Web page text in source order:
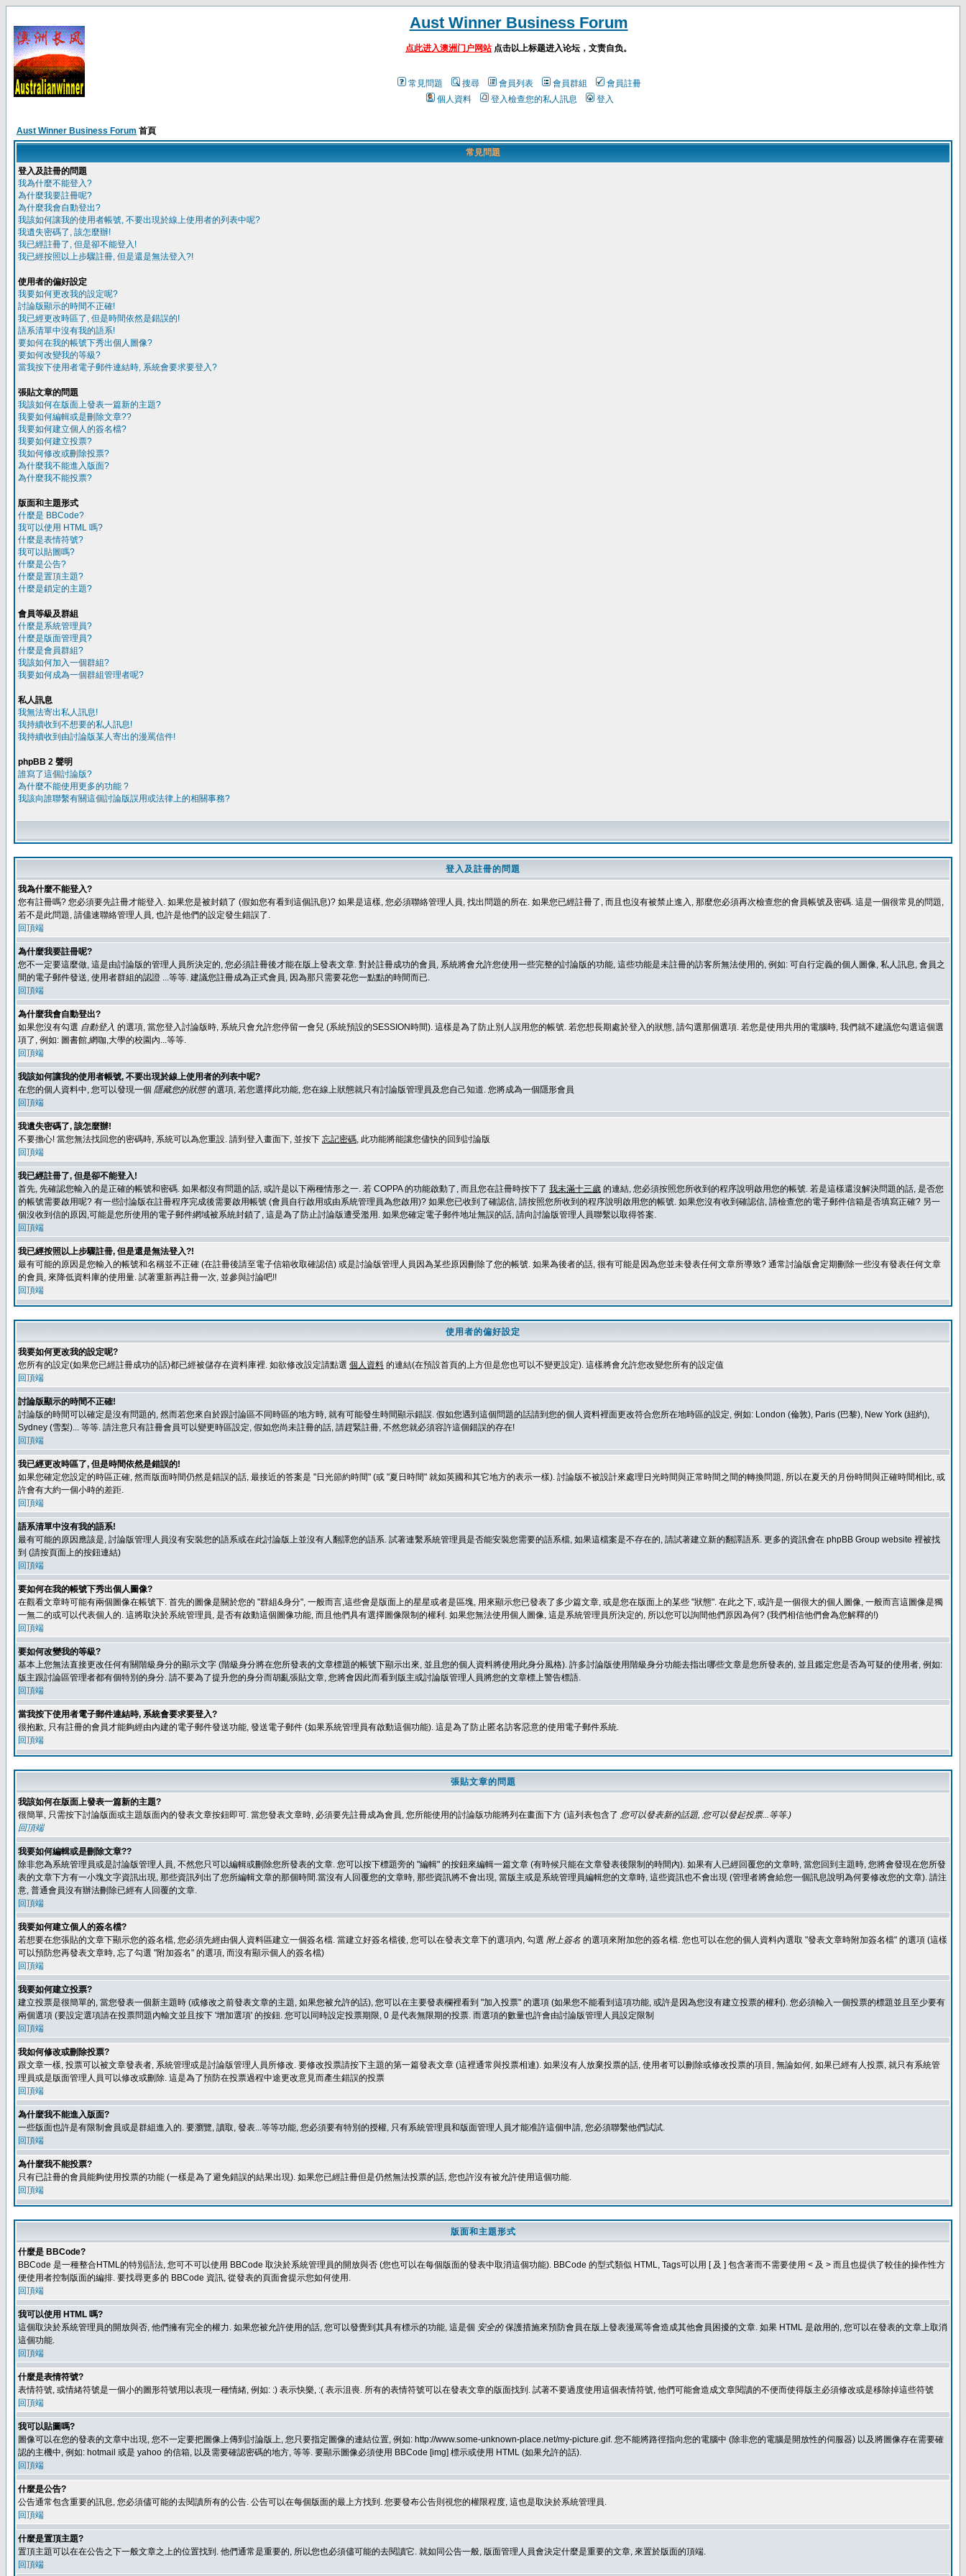
Aust Winner Business Forum
点此进入澳洲门户网站点击以上标题进入论坛，文责自负。
常見問題 搜尋 會員列表 會員群組
會員註冊
個人資料
登入檢查您的私人訊息 登入
Aust Winner Business Forum 首頁
常見問題
登入及註冊的問題
我為什麼不能登入?
為什麼我要註冊呢?
為什麼我會自動登出?
我該如何讓我的使用者帳號, 不要出現於線上使用者的列表中呢?
我遺失密碼了, 該怎麼辦!
我已經註冊了, 但是卻不能登入!
我已經按照以上步驟註冊, 但是還是無法登入?!
使用者的偏好設定
我要如何更改我的設定呢?
討論版顯示的時間不正確!
我已經更改時區了, 但是時間依然是錯誤的!
語系清單中沒有我的語系!
要如何在我的帳號下秀出個人圖像?
要如何改變我的等級?
當我按下使用者電子郵件連結時, 系統會要求要登入?
張貼文章的問題
我該如何在版面上發表一篇新的主題?
我要如何編輯或是刪除文章??
我要如何建立個人的簽名檔?
我要如何建立投票?
我如何修改或刪除投票?
為什麼我不能進入版面?
為什麼我不能投票?
版面和主題形式
什麼是 BBCode?
我可以使用 HTML 嗎?
什麼是表情符號?
我可以貼圖嗎?
什麼是公告?
什麼是置頂主題?
什麼是鎖定的主題?
會員等級及群組
什麼是系統管理員?
什麼是版面管理員?
什麼是會員群組?
我該如何加入一個群組?
我要如何成為一個群組管理者呢?
私人訊息
我無法寄出私人訊息!
我持續收到不想要的私人訊息!
我持續收到由討論版某人寄出的漫罵信件!
phpBB 2 聲明
誰寫了這個討論版?
為什麼不能使用更多的功能 ?
我該向誰聯繫有關這個討論版誤用或法律上的相關事務?
登入及註冊的問題
我為什麼不能登入?
您有註冊嗎? 您必須要先註冊才能登入. 如果您是被封鎖了 (假如您有看到這個訊息)? 如果是這樣, 您必須聯絡管理人員, 找出問題的所在. 如果您已經註冊了, 而且也沒有被禁止進入, 那麼您必須再次檢查您的會員帳號及密碼. 這是一個很常見的問題,
若不是此問題, 請儘速聯絡管理人員, 也許是他們的設定發生錯誤了.
回頂端
為什麼我要註冊呢?
您不一定要這麼做, 這是由討論版的管理人員所決定的, 您必須註冊後才能在版上發表文章. 對於註冊成功的會員, 系統將會允許您使用一些完整的討論版的功能, 這些功能是未註冊的訪客所無法使用的, 例如: 可自行定義的個人圖像, 私人訊息, 會員之
間的電子郵件發送, 使用者群組的認證 ...等等. 建議您註冊成為正式會員, 因為那只需要花您一點點的時間而已.
回頂端
為什麼我會自動登出?
如果您沒有勾選 自動登入 的選項, 當您登入討論版時, 系統只會允許您停留一會兒 (系統預設的SESSION時間). 這樣是為了防止別人誤用您的帳號. 若您想長期處於登入的狀態, 請勾選那個選項. 若您是使用共用的電腦時, 我們就不建議您勾選這個選
項了, 例如: 圖書館,網咖,大學的校園內...等等.
回頂端
我該如何讓我的使用者帳號, 不要出現於線上使用者的列表中呢?
在您的個人資料中, 您可以發現一個 隱藏您的狀態的選項, 若您選擇此功能, 您在線上狀態就只有討論版管理員及您自己知道. 您將成為一個隱形會員
回頂端
我遺失密碼了, 該怎麼辦!
不要擔心! 當您無法找回您的密碼時, 系統可以為您重設. 請到登入畫面下, 並按下 忘記密碼, 此功能將能讓您儘快的回到討論版
回頂端
我已經註冊了, 但是卻不能登入!
首先, 先確認您輸入的是正確的帳號和密碼. 如果都沒有問題的話, 或許是以下兩種情形之一. 若 COPPA 的功能啟動了, 而且您在註冊時按下了 我未滿十三歲 的連結, 您必須按照您所收到的程序說明啟用您的帳號. 若是這樣還沒解決問題的話, 是否您
的帳號需要啟用呢? 有一些討論版在註冊程序完成後需要啟用帳號 (會員自行啟用或由系統管理員為您啟用)? 如果您已收到了確認信, 請按照您所收到的程序說明啟用您的帳號. 如果您沒有收到確認信, 請檢查您的電子郵件信箱是否填寫正確? 另一
個沒收到信的原因,可能是您所使用的電子郵件網域被系統封鎖了, 這是為了防止討論版遭受濫用. 如果您確定電子郵件地址無誤的話, 請向討論版管理人員聯繫以取得答案.
回頂端
我已經按照以上步驟註冊, 但是還是無法登入?!
最有可能的原因是您輸入的帳號和名稱並不正確 (在註冊後請至電子信箱收取確認信) 或是討論版管理人員因為某些原因刪除了您的帳號. 如果為後者的話, 很有可能是因為您並未發表任何文章所導致? 通常討論版會定期刪除一些沒有發表任何文章
的會員, 來降低資料庫的使用量. 試著重新再註冊一次, 並參與討論吧!!
回頂端
使用者的偏好設定
我要如何更改我的設定呢?
您所有的設定(如果您已經註冊成功的話)都已經被儲存在資料庫裡. 如欲修改設定請點選 個人資料 的連結(在預設首頁的上方但是您也可以不變更設定). 這樣將會允許您改變您所有的設定值
回頂端
討論版顯示的時間不正確!
討論版的時間可以確定是沒有問題的, 然而若您來自於跟討論區不同時區的地方時, 就有可能發生時間顯示錯誤. 假如您遇到這個問題的話請到您的個人資料裡面更改符合您所在地時區的設定, 例如: London (倫敦), Paris (巴黎), New York (紐約),
Sydney (雪梨)... 等等. 請注意只有註冊會員可以變更時區設定, 假如您尚未註冊的話, 請趕緊註冊, 不然您就必須容許這個錯誤的存在!
回頂端
我已經更改時區了, 但是時間依然是錯誤的!
如果您確定您設定的時區正確, 然而版面時間仍然是錯誤的話, 最接近的答案是 "日光節約時間" (或 "夏日時間" 就如英國和其它地方的表示一樣). 討論版不被設計來處理日光時間與正常時間之間的轉換問題, 所以在夏天的月份時間與正確時間相比, 或
許會有大約一個小時的差距.
回頂端
語系清單中沒有我的語系!
最有可能的原因應該是, 討論版管理人員沒有安裝您的語系或在此討論版上並沒有人翻譯您的語系. 試著連繫系統管理員是否能安裝您需要的語系檔, 如果這檔案是不存在的, 請試著建立新的翻譯語系. 更多的資訊會在 phpBB Group website 裡被找
到 (請按頁面上的按鈕連結)
回頂端
要如何在我的帳號下秀出個人圖像?
在觀看文章時可能有兩個圖像在帳號下. 首先的圖像是關於您的 "群組&身分", 一般而言,這些會是版面上的星星或者是區塊, 用來顯示您已發表了多少篇文章, 或是您在版面上的某些 "狀態". 在此之下, 或許是一個很大的個人圖像, 一般而言這圖像是獨
一無二的或可以代表個人的. 這將取決於系統管理員, 是否有啟動這個圖像功能, 而且他們具有選擇圖像限制的權利. 如果您無法使用個人圖像, 這是系統管理員所決定的, 所以您可以詢間他們原因為何? (我們相信他們會為您解釋的!)
回頂端
要如何改變我的等級?
基本上您無法直接更改任何有關階級身分的顯示文字 (階級身分將在您所發表的文章標題的帳號下顯示出來, 並且您的個人資料將使用此身分風格). 許多討論版使用階級身分功能去指出哪些文章是您所發表的, 並且鑑定您是否為可疑的使用者, 例如:
版主跟討論區管理者都有個特別的身分. 請不要為了提升您的身分而胡亂張貼文章, 您將會因此而看到版主或討論版管理人員將您的文章標上警告標語.
回頂端
當我按下使用者電子郵件連結時, 系統會要求要登入?
很抱歉, 只有註冊的會員才能夠經由內建的電子郵件發送功能, 發送電子郵件 (如果系統管理員有啟動這個功能). 這是為了防止匿名訪客惡意的使用電子郵件系統.
回頂端
張貼文章的問題
我該如何在版面上發表一篇新的主題?
很簡單, 只需按下討論版面或主題版面內的發表文章按鈕即可. 當您發表文章時, 必須要先註冊成為會員, 您所能使用的討論版功能將列在畫面下方 (這列表包含了 您可以發表新的話題, 您可以發起投票...等等.)
回頂端
我要如何編輯或是刪除文章??
除非您為系統管理員或是討論版管理人員, 不然您只可以編輯或刪除您所發表的文章. 您可以按下標題旁的 "編輯" 的按鈕來編輯一篇文章 (有時候只能在文章發表後限制的時間內). 如果有人已經回覆您的文章時, 當您回到主題時, 您將會發現在您所發
表的文章下方有一小塊文字資訊出現, 那些資訊列出了您所編輯文章的那個時間.當沒有人回覆您的文章時, 那些資訊將不會出現, 當版主或是系統管理員編輯您的文章時, 這些資訊也不會出現 (管理者將會給您一個訊息說明為何要修改您的文章). 請注
意, 普通會員沒有辦法刪除已經有人回覆的文章.
回頂端
我要如何建立個人的簽名檔?
若想要在您張貼的文章下顯示您的簽名檔, 您必須先經由個人資料區建立一個簽名檔. 當建立好簽名檔後, 您可以在發表文章下的選項內, 勾選 附上簽名 的選項來附加您的簽名檔. 您也可以在您的個人資料內選取 "發表文章時附加簽名檔" 的選項 (這樣
可以預防您再發表文章時, 忘了勾選 "附加簽名" 的選項, 而沒有顯示個人的簽名檔)
回頂端
我要如何建立投票?
建立投票是很簡單的, 當您發表一個新主題時 (或修改之前發表文章的主題, 如果您被允許的話), 您可以在主要發表欄裡看到 "加入投票" 的選項 (如果您不能看到這項功能, 或許是因為您沒有建立投票的權利). 您必須輸入一個投票的標題並且至少要有
兩個選項 (要設定選項請在投票問題內輸文並且按下 '增加選項' 的按鈕. 您可以同時設定投票期限, 0 是代表無限期的投票. 而選項的數量也許會由討論版管理人員設定限制
回頂端
我如何修改或刪除投票?
跟文章一樣, 投票可以被文章發表者, 系統管理或是討論版管理人員所修改. 要修改投票請按下主題的第一篇發表文章 (這裡通常與投票相連). 如果沒有人放棄投票的話, 使用者可以刪除或修改投票的項目, 無論如何, 如果已經有人投票, 就只有系統管
理員或是版面管理人員可以修改或刪除. 這是為了預防在投票過程中途更改意見而產生錯誤的投票
回頂端
為什麼我不能進入版面?
一些版面也許是有限制會員或是群組進入的. 要瀏覽, 讀取, 發表...等等功能, 您必須要有特別的授權, 只有系統管理員和版面管理人員才能准許這個申請, 您必須聯繫他們試試.
回頂端
為什麼我不能投票?
只有已註冊的會員能夠使用投票的功能 (一樣是為了避免錯誤的結果出現). 如果您已經註冊但是仍然無法投票的話, 您也許沒有被允許使用這個功能.
回頂端
版面和主題形式
什麼是 BBCode?
BBCode 是一種整合HTML的特別語法, 您可不可以使用 BBCode 取決於系統管理員的開放與否 (您也可以在每個版面的發表中取消這個功能). BBCode 的型式類似 HTML, Tags可以用 [ 及 ] 包含著而不需要使用 < 及 > 而且也提供了較佳的操作性方
便使用者控制版面的編排. 要找尋更多的 BBCode 資訊, 從發表的頁面會提示您如何使用.
回頂端
我可以使用 HTML 嗎?
這個取決於系統管理員的開放與否, 他們擁有完全的權力. 如果您被允許使用的話, 您可以發覺到其具有標示的功能, 這是個 安全的保護措施來預防會員在版上發表漫罵等會造成其他會員困擾的文章. 如果 HTML 是啟用的, 您可以在發表的文章上取消
這個功能.
回頂端
什麼是表情符號?
表情符號, 或情緒符號是一個小的圖形符號用以表現一種情緒, 例如: :) 表示快樂, :( 表示沮喪. 所有的表情符號可以在發表文章的版面找到. 試著不要過度使用這個表情符號, 他們可能會造成文章閱讀的不便而使得版主必須修改或是移除掉這些符號
回頂端
我可以貼圖嗎?
圖像可以在您的發表的文章中出現, 您不一定要把圖像上傳到討論版上, 您只要指定圖像的連結位置, 例如: http://www.some-unknown-place.net/my-picture.gif. 您不能將路徑指向您的電腦中 (除非您的電腦是開放性的伺服器) 以及將圖像存在需要確
認的主機中, 例如: hotmail 或是 yahoo 的信箱, 以及需要確認密碼的地方, 等等. 要顯示圖像必須使用 BBCode [img] 標示或使用 HTML (如果允許的話).
回頂端
什麼是公告?
公告通常包含重要的訊息, 您必須儘可能的去閱讀所有的公告. 公告可以在每個版面的最上方找到. 您要發布公告則視您的權限程度, 這也是取決於系統管理員.
回頂端
什麼是置頂主題?
置頂主題可以在在公告之下一般文章之上的位置找到. 他們通常是重要的, 所以您也必須儘可能的去閱讀它. 就如同公告一般, 版面管理人員會決定什麼是重要的文章, 來置於版面的頂端.
回頂端